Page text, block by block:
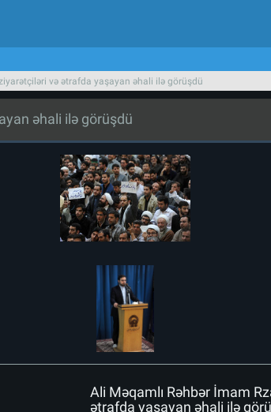
və ətrafda yaşayan əhali ilə görüşdü
əhali ilə görüşdü
Ali Məqamlı Rəhbər İmam
ətrafda yaşayan əhali ilə